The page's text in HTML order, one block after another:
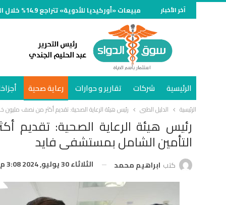
آخر الأخبار مبيعات «أوركيديا للأدوية» تتراجع 14.9% خلال النصف الأول من 2026 وتسجل 734 مليون جنيه
الرئيسية شركات تقارير و حوارات رعاية صحية
الرئيسية الدليل الطبى رئيس هيئة الرعاية الصحية: تقديم أكثر من نصف
رئيس هيئة الرعاية الصحية:
التأمين الشامل بمستشفى فايد
كتب ابراهيم محمد الثلاثاء 30 يوليو, 2024 3:08 م